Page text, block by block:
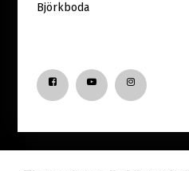
Björkboda